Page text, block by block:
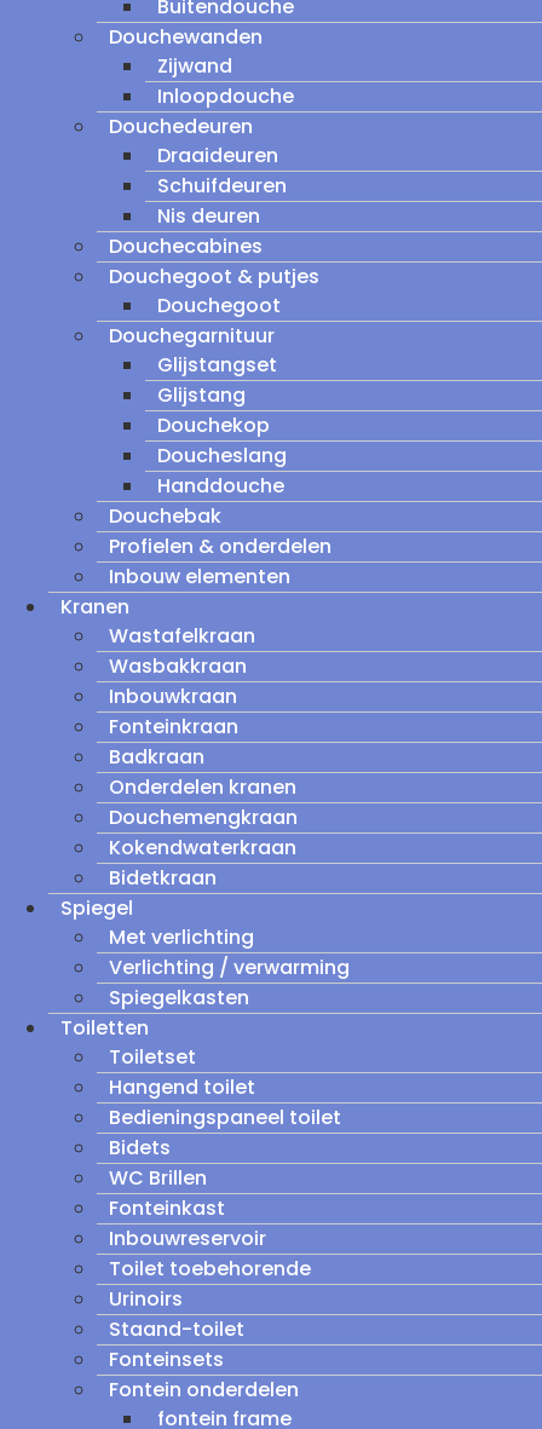
Buitendouche
Douchewanden
Zijwand
Inloopdouche
Douchedeuren
Draaideuren
Schuifdeuren
Nis deuren
Douchecabines
Douchegoot & putjes
Douchegoot
Douchegarnituur
Glijstangset
Glijstang
Douchekop
Doucheslang
Handdouche
Douchebak
Profielen & onderdelen
Inbouw elementen
Kranen
Wastafelkraan
Wasbakkraan
Inbouwkraan
Fonteinkraan
Badkraan
Onderdelen kranen
Douchemengkraan
Kokendwaterkraan
Bidetkraan
Spiegel
Met verlichting
Verlichting / verwarming
Spiegelkasten
Toiletten
Toiletset
Hangend toilet
Bedieningspaneel toilet
Bidets
WC Brillen
Fonteinkast
Inbouwreservoir
Toilet toebehorende
Urinoirs
Staand-toilet
Fonteinsets
Fontein onderdelen
fontein frame